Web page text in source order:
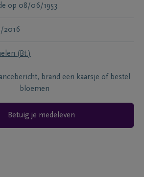
op 08/06/1953
2016
(Bt.)
brand een kaarsje of bestel
bloemen
Betuig je medeleven